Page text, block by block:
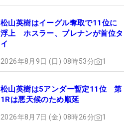
松山英樹はイーグル奪取で11位に
浮上 ホスラー、ブレナンが首位タ
イ
2026年8月9日 (日) 08時53分 1
松山英樹は5アンダー暫定11位 第
1Rは悪天候のため順延
2026年8月7日 (金) 08時26分 1